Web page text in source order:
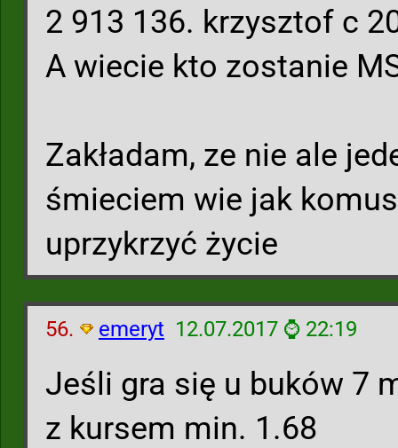
2 913 136. krzysztof c
A wiecie kto zostanie
Zakładam, ze nie ale
śmieciem wie jak
uprzykrzyć życie
56. emeryt 12.07.2017 ⌚ 22:19
Jeśli gra się u buków 7
z kursem min. 1.68